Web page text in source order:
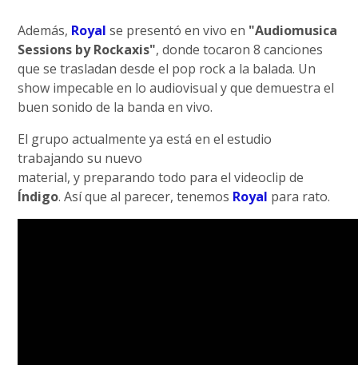
Además, Royal se presentó en vivo en "Audiomusica
Sessions by Rockaxis", donde tocaron 8 canciones
que se trasladan desde el pop rock a la balada. Un
show impecable en lo audiovisual y que demuestra el
buen sonido de la banda en vivo.
El grupo actualmente ya está en el estudio
trabajando su nuevo
material, y preparando todo para el videoclip de
Índigo. Así que al parecer, tenemos Royal para rato.